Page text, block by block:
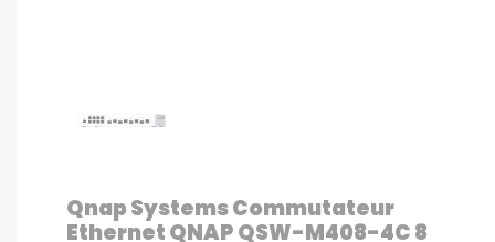
Qnap Systems Commutateur
Ethernet QNAP QSW-M408-4C 8